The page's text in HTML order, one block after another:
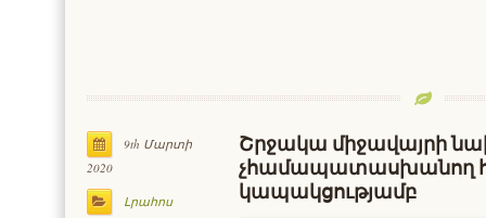
9th Մարտի
2020
Լրահոս
Շրջակա միջավայրի
չհամապատասխանող
կապակցությամբ